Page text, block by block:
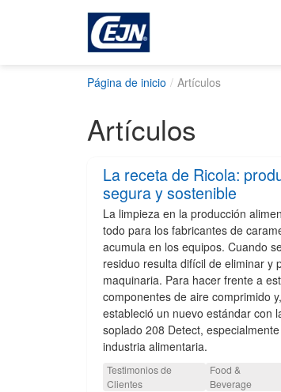
Página de inicio Artículos
Artículos
La receta de Ricola:
segura y sostenible
La limpieza en la producción
todo para los fabricantes de
acumula en los equipos. Cuando
residuo resulta difícil de eliminar y
maquinaria. Para hacer frente a
componentes de aire comprimido
estableció un nuevo estándar con
soplado 208 Detect,
industria alimentaria.
Testimonios de
Clientes
Food &
Beverage